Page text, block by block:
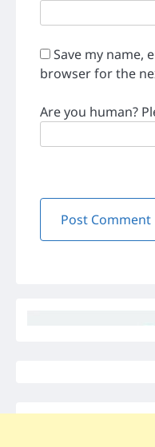
Save my name,
browser for the
Are you human?